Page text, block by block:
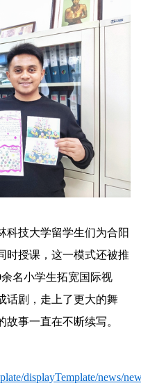
科技大学留学生们为合阳
时授课，这一模式还被推
名小学生拓宽国际视
话剧，走上了更大的舞
事一直在不断续写。
displayTemplate/news/